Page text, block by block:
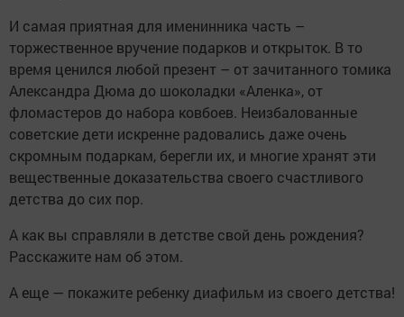
И самая приятная для именинника часть –
торжественное вручение подарков и открыток. В то
время ценился любой презент – от зачитанного томика
Александра Дюма до шоколадки «Аленка», от
фломастеров до набора ковбоев. Неизбалованные
советские дети искренне радовались даже очень
скромным подаркам, берегли их, и многие хранят эти
вещественные доказательства своего счастливого
детства до сих пор.
А как вы справляли в детстве свой день рождения?
Расскажите нам об этом.
А еще — покажите ребенку диафильм из своего детства!